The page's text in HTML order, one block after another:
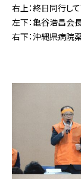
右上：終日同行し
左下：亀谷浩昌会
右下：沖縄県病院